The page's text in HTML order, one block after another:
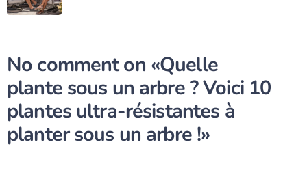
No comment on «Quelle
plante sous un arbre ? Voici 10
plantes ultra-résistantes à
planter sous un arbre !»